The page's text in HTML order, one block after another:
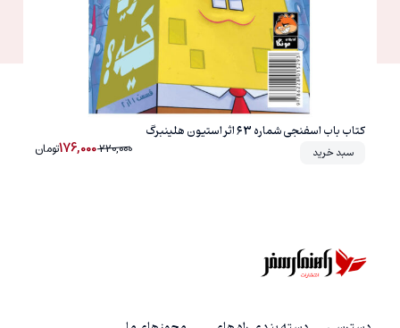
کتاب باب اسفنجی شماره 63 اثر استیون هلینبرگ
سبد خرید 220,000
176,000تومان